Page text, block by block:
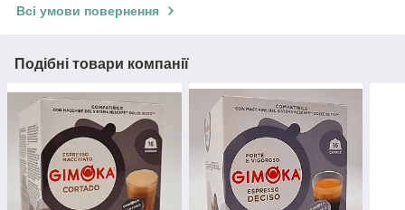
Всі умови повернення
Подібні товари компанії